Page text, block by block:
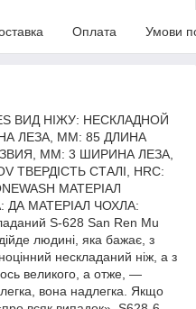
Оплата Умови
ВИД НІЖУ: НЕСКЛАДНОЙ
ЛЕЗА, ММ: 85 ДЛИНА
ММ: 3 ШИРИНА ЛЕЗА,
ТВЕРДІСТЬ СТАЛІ, HRC:
МАТЕРІАЛ
ДА МАТЕРІАЛ ЧОХЛА:
S-628 San Ren Mu
людині, яка бажає, з
нескладаний ніж, а з
великого, а отже, —
вона надлегка. Якщо